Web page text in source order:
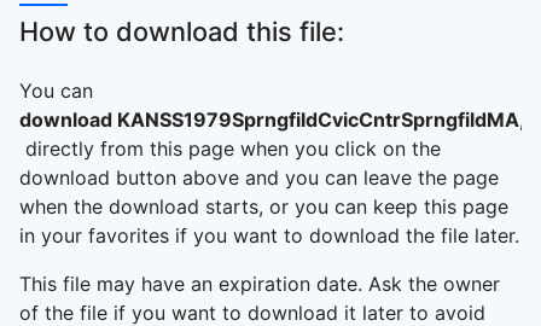
How to download this file:
You can
download KANSS1979SprngfildCvicCntrSprngfildMA,
directly from this page when you click on the
download button above and you can leave the page
when the download starts, or you can keep this page
in your favorites if you want to download the file later.
This file may have an expiration date. Ask the owner
of the file if you want to download it later to avoid